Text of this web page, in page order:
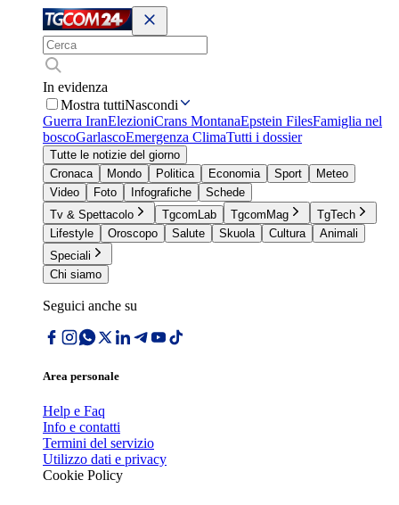
In evidenza
Mostra tuttiNascondi
Guerra IranElezioniCrans MontanaEpstein FilesFamiglia nel
boscoGarlascoEmergenza ClimaTutti i dossier
Tutte le notizie del giorno
Cronaca
Mondo Politica Economia Sport
Meteo
Video
Foto Infografiche
Schede
Tv & Spettacolo
TgcomLab TgcomMag
TgTech
Lifestyle
Oroscopo Salute Skuola Cultura
Animali
Speciali
Chi siamo
Seguici anche su
Area personale
Help e Faq
Info e contatti
Termini del servizio
Utilizzo dati e privacy
Cookie Policy